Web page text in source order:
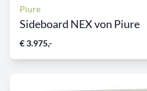
Piure
Sideboard NEX von Piure
€ 3.975,-